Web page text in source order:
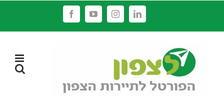
LinkedIn
Instagram
YouTube
Facebook